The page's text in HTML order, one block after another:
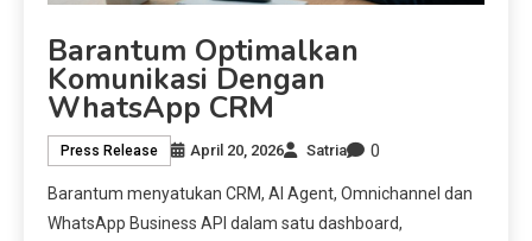
Barantum Optimalkan
Komunikasi Dengan
WhatsApp CRM
Press Release April 20, 2026 Satria 0
Barantum menyatukan CRM, AI Agent, Omnichannel dan
WhatsApp Business API dalam satu dashboard,